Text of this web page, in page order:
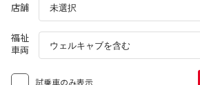
店舗
福祉
車両
試乗車のみ表示